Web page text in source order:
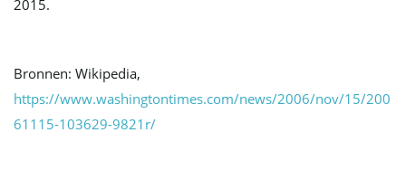
2015.
Bronnen: Wikipedia,
https://www.washingtontimes.com/news/2006/nov/15/200
61115-103629-9821r/